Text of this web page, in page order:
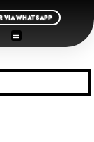
VIA WHATSAPP